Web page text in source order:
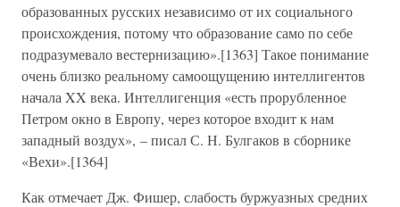
образованных русских независимо от их социального
происхождения, потому что образование само по себе
подразумевало вестернизацию».[1363] Такое понимание
очень близко реальному самоощущению интеллигентов
начала XX века. Интеллигенция «есть прорубленное
Петром окно в Европу, через которое входит к нам
западный воздух», – писал С. Н. Булгаков в сборнике
«Вехи».[1364]
Как отмечает Дж. Фишер, слабость буржуазных средних